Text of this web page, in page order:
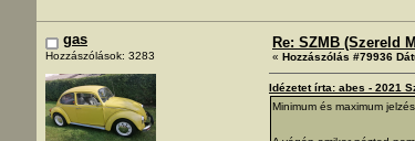
gas
Hozzászólások: 3283
Re: SZMB (Szereld
« Hozzászólás #79936
Idézetet írta: abes - 2021
Minimum és maximum